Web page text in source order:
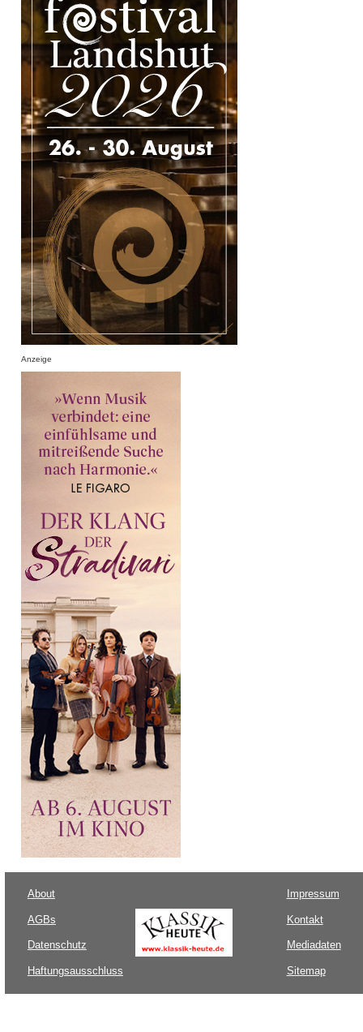
Anzeige
About
AGBs
Datenschutz
Haftungsausschluss
Impressum
Kontakt
Mediadaten
Sitemap